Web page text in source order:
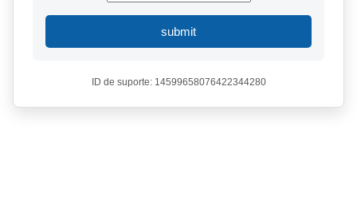
submit
ID de suporte: 14599658076422344280